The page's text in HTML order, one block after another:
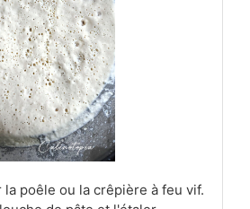
la poêle ou la crêpière à feu vif.